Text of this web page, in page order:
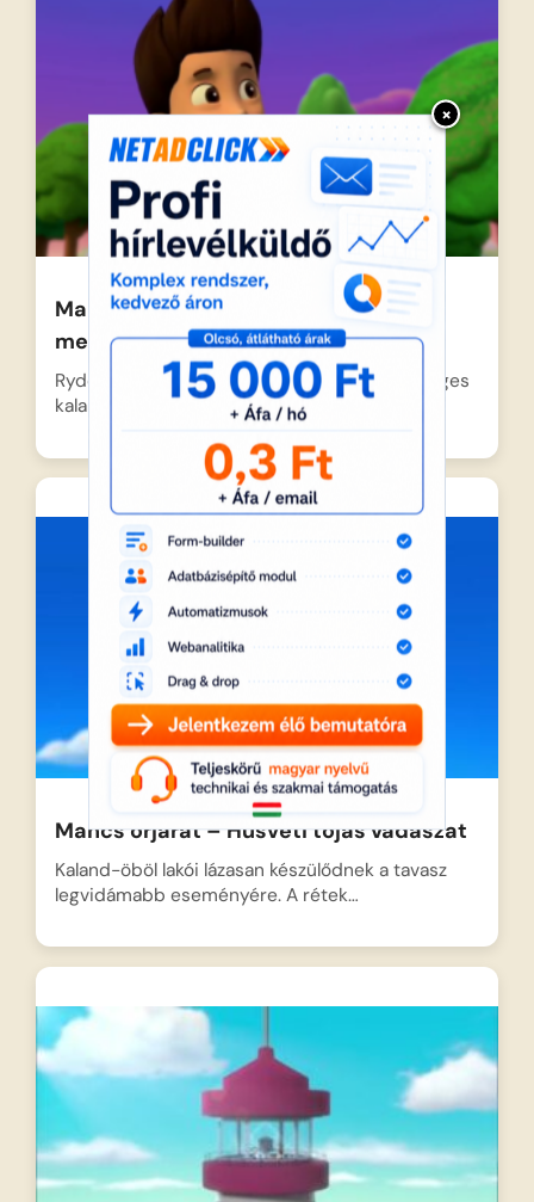
×
Mancs őrjárat – A denevérek
megmentése
Ryder és a bátor kutyusok egy igazán különleges
kalandra készülnek,…
Mancs őrjárat – Húsvéti tojás vadászat
Kaland-öböl lakói lázasan készülődnek a tavasz
legvidámabb eseményére. A rétek…